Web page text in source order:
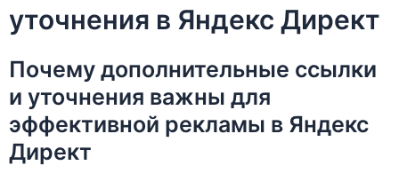
уточнения в Яндекс Директ
Почему дополнительные ссылки
и уточнения важны для
эффективной рекламы в Яндекс
Директ